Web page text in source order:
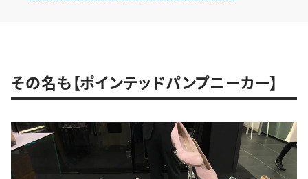
その名も【ポインテッドパンプニーカー】